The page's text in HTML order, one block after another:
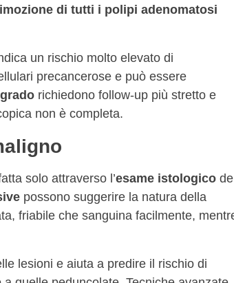
di tutti i polipi adenomatosi
un rischio molto elevato di
precancerose e può essere
richiedono follow-up più stretto e
non è completa.
solo attraverso l’esame istologico
possono suggerire la natura della
friabile che sanguina facilmente,
lesioni e aiuta a predire il rischio di